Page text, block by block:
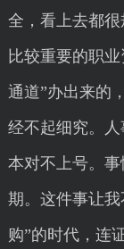
全，看上去都
比较重要的职
通道”办出来的
经不起细究。
本对不上号。
期。这件事让
购”的时代，连